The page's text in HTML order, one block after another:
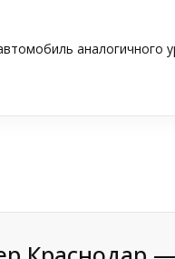
аналогичного